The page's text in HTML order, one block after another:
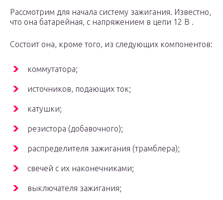
Рассмотрим для начала систему зажигания. Известно,
что она батарейная, с напряжением в цепи 12 В .
Состоит она, кроме того, из следующих компонентов:
коммутатора;
источников, подающих ток;
катушки;
резистора (добавочного);
распределителя зажигания (трамблера);
свечей с их наконечниками;
выключателя зажигания;